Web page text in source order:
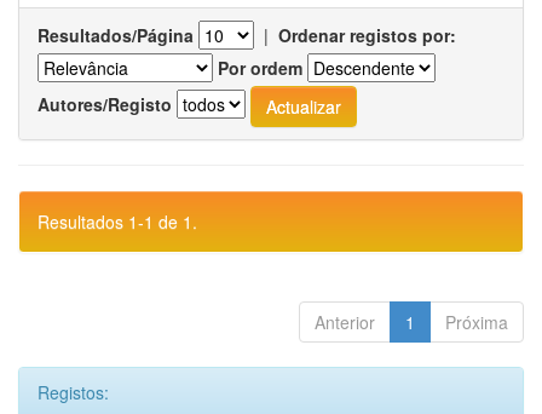
Resultados/Página | Ordenar registos por:
Por ordem
Autores/Registo
Resultados 1-1 de 1.
Anterior 1 Próxima
Registos: